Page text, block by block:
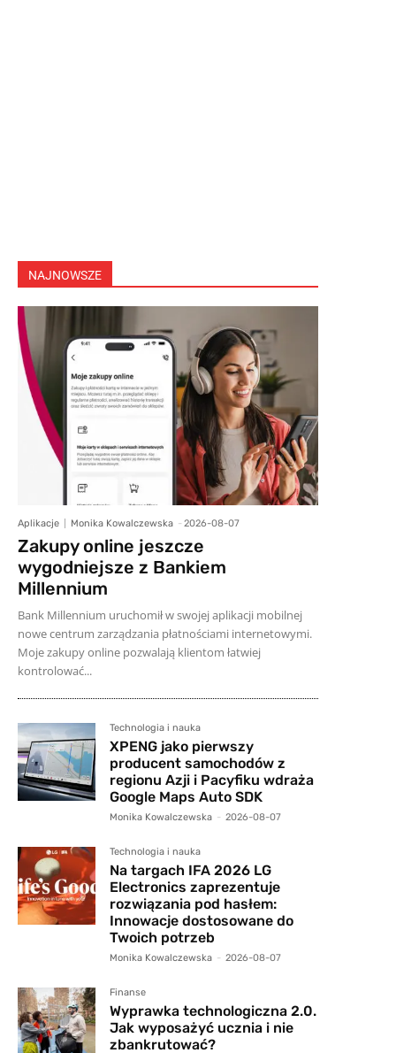
NAJNOWSZE
Aplikacje Monika Kowalczewska - 2026-08-07
Zakupy online jeszcze
wygodniejsze z Bankiem
Millennium
Bank Millennium uruchomił w swojej aplikacji mobilnej
nowe centrum zarządzania płatnościami internetowymi.
Moje zakupy online pozwalają klientom łatwiej
kontrolować...
Technologia i nauka
XPENG jako pierwszy
producent samochodów z
regionu Azji i Pacyfiku wdraża
Google Maps Auto SDK
Monika Kowalczewska - 2026-08-07
Technologia i nauka
Na targach IFA 2026 LG
Electronics zaprezentuje
rozwiązania pod hasłem:
Innowacje dostosowane do
Twoich potrzeb
Monika Kowalczewska - 2026-08-07
Finanse
Wyprawka technologiczna 2.0.
Jak wyposażyć ucznia i nie
zbankrutować?